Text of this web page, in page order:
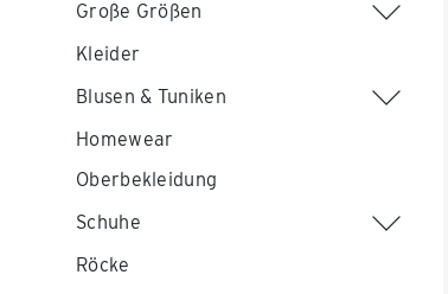
Große Größen
Kleider
Blusen & Tuniken
Homewear
Oberbekleidung
Schuhe
Röcke